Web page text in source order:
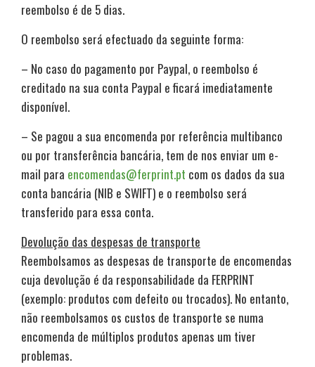
reembolso é de 5 dias.
O reembolso será efectuado da seguinte forma:
– No caso do pagamento por Paypal, o reembolso é
creditado na sua conta Paypal e ficará imediatamente
disponível.
– Se pagou a sua encomenda por referência multibanco
ou por transferência bancária, tem de nos enviar um e-
mail para encomendas@ferprint.pt com os dados da sua
conta bancária (NIB e SWIFT) e o reembolso será
transferido para essa conta.
Devolução das despesas de transporte
Reembolsamos as despesas de transporte de encomendas
cuja devolução é da responsabilidade da FERPRINT
(exemplo: produtos com defeito ou trocados). No entanto,
não reembolsamos os custos de transporte se numa
encomenda de múltiplos produtos apenas um tiver
problemas.